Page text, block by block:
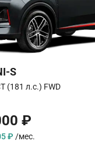
S
(181 л.с.) FWD
₽
₽ /мес.